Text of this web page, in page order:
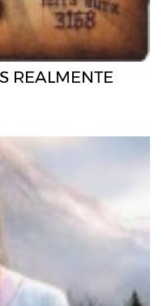
REALMENTE